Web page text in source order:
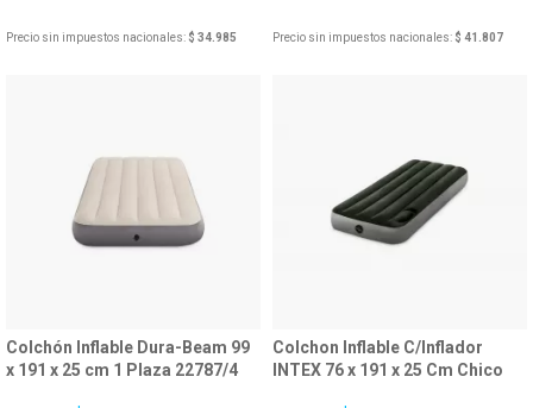
Precio sin impuestos nacionales: $ 34.985 Precio sin impuestos nacionales: $ 41.807
Colchón Inflable Dura-Beam 99
x 191 x 25 cm 1 Plaza 22787/4
Colchon Inflable C/Inflador
INTEX 76 x 191 x 25 Cm Chico